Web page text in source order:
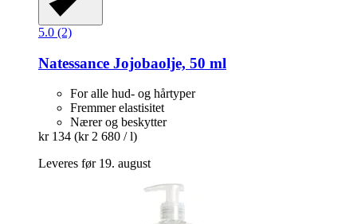
5.0 (2)
Natessance Jojobaolje, 50 ml
For alle hud- og hårtyper
Fremmer elastisitet
Nærer og beskytter
kr 134 (kr 2 680 / l)
Leveres før 19. august